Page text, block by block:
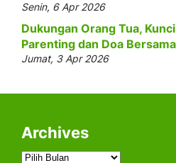
Senin, 6 Apr 2026
Dukungan Orang Tua,
Parenting dan Doa Bersama
Jumat, 3 Apr 2026
Archives
Archives